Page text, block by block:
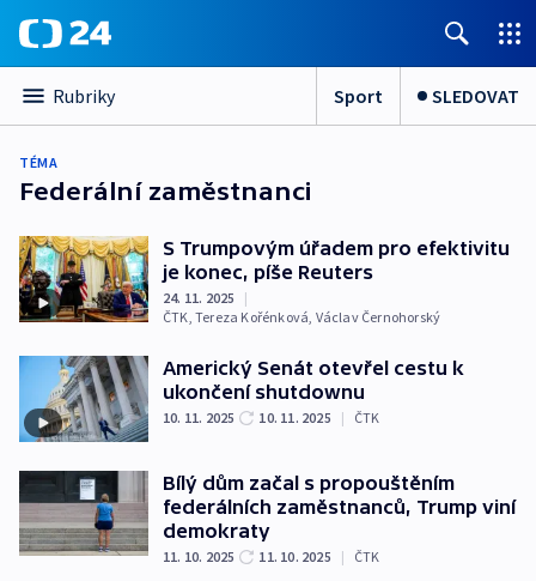
Rubriky Sport SLEDOVAT
TÉMA
Federální zaměstnanci
S Trumpovým úřadem pro efektivitu
je konec, píše Reuters
24. 11. 2025
|
ČTK,Tereza Kořénková, Václav Černohorský
Americký Senát otevřel cestu k
ukončení shutdownu
10. 11. 2025 10. 11. 2025 | ČTK
Bílý dům začal s propouštěním
federálních zaměstnanců, Trump viní
demokraty
11. 10. 2025 11. 10. 2025 | ČTK